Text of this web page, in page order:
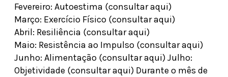
Fevereiro: Autoestima (consultar aqui)
Março: Exercício Físico (consultar aqui)
Abril: Resiliência (consultar aqui)
Maio: Resistência ao Impulso (consultar aqui)
Junho: Alimentação (consultar aqui) Julho:
Objetividade (consultar aqui) Durante o mês de